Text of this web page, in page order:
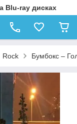
Blu-ray дисках
Rock Бумбокс –